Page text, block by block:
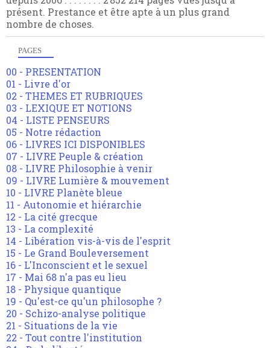
présent. Prestance et être apte à un plus grand
nombre de choses.
PAGES
00 - PRESENTATION
01 - Livre d'or
02 - THEMES ET RUBRIQUES
03 - LEXIQUE ET NOTIONS
04 - LISTE PENSEURS
05 - Notre rédaction
06 - LIVRES ICI DISPONIBLES
07 - LIVRE Peuple & création
08 - LIVRE Philosophie à venir
09 - LIVRE Lumière & mouvement
10 - LIVRE Planète bleue
11 - Autonomie et hiérarchie
12 - La cité grecque
13 - La complexité
14 - Libération vis-à-vis de l'esprit
15 - Le Grand Bouleversement
16 - L'Inconscient et le sexuel
17 - Mai 68 n'a pas eu lieu
18 - Physique quantique
19 - Qu'est-ce qu'un philosophe ?
20 - Schizo-analyse politique
21 - Situations de la vie
22 - Tout contre l'institution